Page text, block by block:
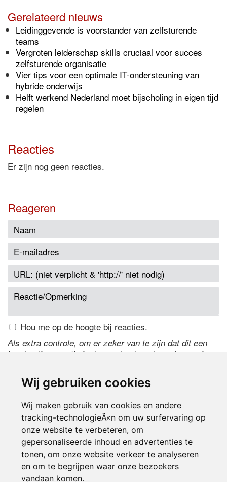
Wij gebruiken cookies
Wij maken gebruik van cookies en andere
tracking-technologieÃ«n om uw surfervaring op
onze website te verbeteren, om
gepersonaliseerde inhoud en advertenties te
tonen, om onze website verkeer te analyseren
en om te begrijpen waar onze bezoekers
vandaan komen.
Gerelateerd nieuws
Leidinggevende is voorstander van zelfsturende
teams
Vergroten leiderschap skills cruciaal voor succes
zelfsturende organisatie
Vier tips voor een optimale IT-ondersteuning van
hybride onderwijs
Helft werkend Nederland moet bijscholing in eigen tijd
regelen
Reacties
Er zijn nog geen reacties.
Reageren
Hou me op de hoogte bij reacties.
Als extra controle, om er zeker van te zijn dat dit een
handmatige reactie is, typ onderstaande code over in
de code te wijzigen.